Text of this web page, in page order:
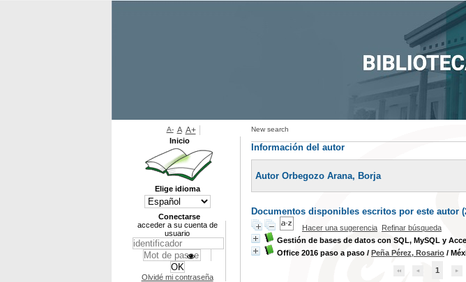
New search
Información del autor
Autor Orbegozo Arana, Borja
Documentos disponibles escritos por este autor (
Hacer una sugerencia Refinar búsqueda
Gestión de bases de datos con SQL, MySQL y
Office 2016 paso a paso / Peña Pérez, Rosario /
1
A- A A+
Inicio
Elige idioma
Conectarse
acceder a su cuenta de
usuario
Olvidé mi contraseña